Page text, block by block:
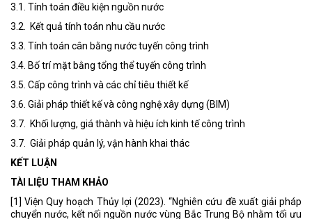
3.1. Tính toán điều kiện nguồn nước
3.2. Kết quả tính toán nhu cầu nước
3.3. Tính toán cân bằng nước tuyến công trình
3.4. Bố trí mặt bằng tổng thể tuyến công trình
3.5. Cấp công trình và các chỉ tiêu thiết kế
3.6. Giải pháp thiết kế và công nghệ xây dựng (BIM)
3.7. Khối lượng, giá thành và hiệu ích kinh tế công trình
3.7. Giải pháp quản lý, vận hành khai thác
KẾT LUẬN
TÀI LIỆU THAM KHẢO
[1] Viện Quy hoạch Thủy lợi (2023). “Nghiên cứu đề xuất giải pháp
chuyển nước, kết nối nguồn nước vùng Bắc Trung Bộ nhằm tối ưu